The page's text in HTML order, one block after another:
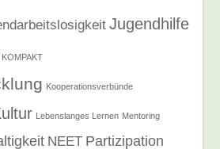
Jugendhilfe
KOMPAKT
Kooperationsverbünde
Lebenslanges Lernen Mentoring
NEET Partizipation